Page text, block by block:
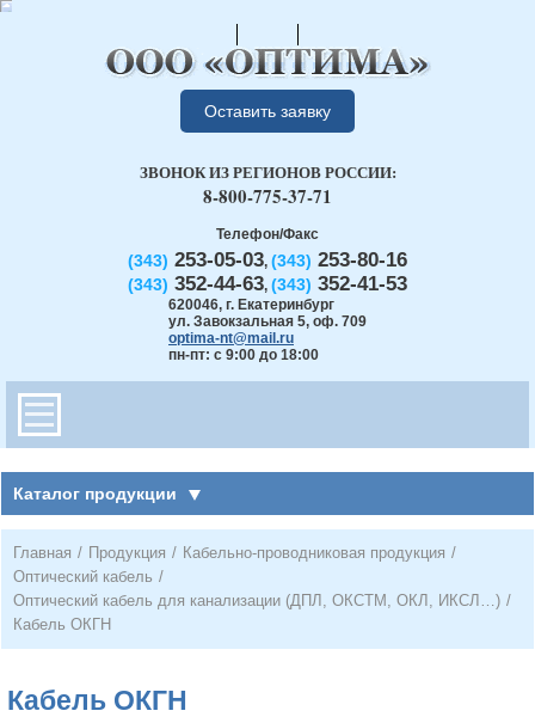
Оставить заявку
Телефон/Факс
(343) 253-05-03, (343) 253-80-16
(343) 352-44-63, (343) 352-41-53
620046, г. Екатеринбург
ул. Завокзальная 5, оф. 709
optima-nt@mail.ru
пн-пт: с 9:00 до 18:00
ЗВОНОК ИЗ РЕГИОНОВ РОССИИ:
8-800-775-37-71
Каталог продукции
Главная / Продукция / Кабельно-проводниковая продукция /
Оптический кабель /
Оптический кабель для канализации (ДПЛ, ОКСТМ, ОКЛ, ИКСЛ…) /
Кабель ОКГН
Кабель ОКГН